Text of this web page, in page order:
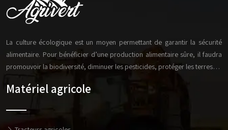
La culture écologique est un moyen permettant de garantir la sécurité
alimentaire. Pour bénéficier d’une production alimentaire sûre, il faudra
promouvoir la biodiversité, diminuer les pesticides, protéger les terres…
Matériel agricole